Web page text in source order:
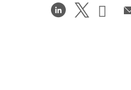
在
Share
邮